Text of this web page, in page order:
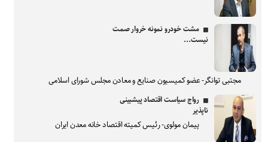
مشت خودرو نمونه خروار صمت
نیست...
مجتبی توانگر- عضو کمیسیون صنایع و معادن مجلس شورای اسلامی
رواج سیاست اقتصاد پیشبینی
ناپذیر
پیمان مولوی- رئیس کمیته اقتصاد خانه معدن ایران